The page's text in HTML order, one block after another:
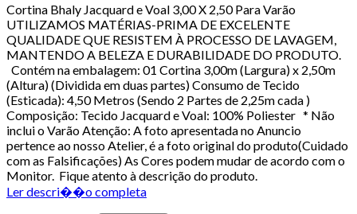
Cortina Bhaly Jacquard e Voal 3,00 X 2,50 Para Varão
UTILIZAMOS MATÉRIAS-PRIMA DE EXCELENTE
QUALIDADE QUE RESISTEM À PROCESSO DE LAVAGEM,
MANTENDO A BELEZA E DURABILIDADE DO PRODUTO.
Contém na embalagem: 01 Cortina 3,00m (Largura) x 2,50m
(Altura) (Dividida em duas partes) Consumo de Tecido
(Esticada): 4,50 Metros (Sendo 2 Partes de 2,25m cada )
Composição: Tecido Jacquard e Voal: 100% Poliester * Não
inclui o Varão Atenção: A foto apresentada no Anuncio
pertence ao nosso Atelier, é a foto original do produto(Cuidado
com as Falsificações) As Cores podem mudar de acordo com o
Monitor. Fique atento à descrição do produto.
Ler descri��o completa